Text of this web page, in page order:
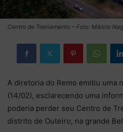
Centro de Treinamento – Foto: Márcio
A diretoria do Remo emitiu uma
(14/02), esclarecendo uma
poderia perder seu Centro de
distrito de Outeiro, na grande